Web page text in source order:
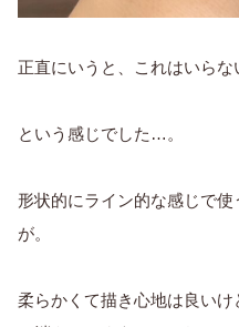
正直にいうと、これはいらな
という感じでした…。
形状的にライン的な感じで
が。
柔らかくて描き心地は良い